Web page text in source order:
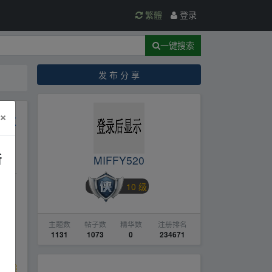
繁體 登录
一键搜索
盘
发 布 分 享
MIFFY520
10 级
主题数
1131
帖子数
1073
精华数
0
注册排名
234671
×